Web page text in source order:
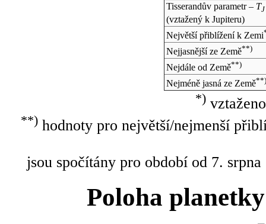
Tisserandův parametr – TJ
(vztažený k Jupiteru)
Největší přiblížení k Zemi
Nejjasnější ze Země**)
Nejdále od Země**)
Nejméně jasná ze Země**)
*)
**)hodnoty pro největší/nejmenší
jsou spočítány pro období od 7.
Poloha